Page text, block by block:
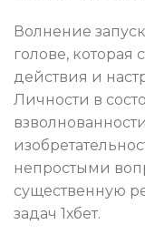
Волнение
голове, которая
действия и
Личности в
непростыми
существенную
задач 1хбет.